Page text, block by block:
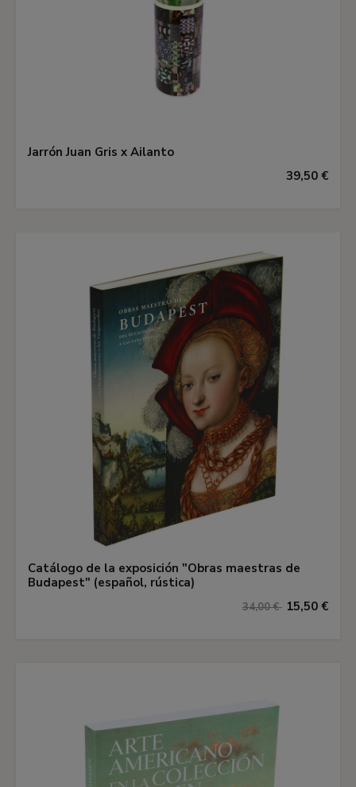
Jarrón Juan Gris x Ailanto
39,50 €
Catálogo de la exposición "Obras maestras de
Budapest" (español, rústica)
34,00 € 15,50 €